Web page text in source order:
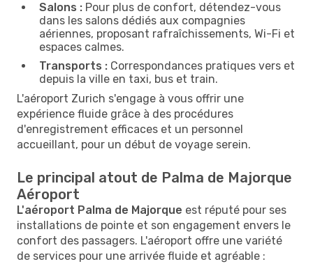
Salons : Pour plus de confort, détendez-vous
dans les salons dédiés aux compagnies
aériennes, proposant rafraîchissements, Wi-Fi et
espaces calmes.
Transports : Correspondances pratiques vers et
depuis la ville en taxi, bus et train.
L'aéroport Zurich s'engage à vous offrir une
expérience fluide grâce à des procédures
d'enregistrement efficaces et un personnel
accueillant, pour un début de voyage serein.
Le principal atout de Palma de Majorque
Aéroport
L'aéroport Palma de Majorque est réputé pour ses
installations de pointe et son engagement envers le
confort des passagers. L'aéroport offre une variété
de services pour une arrivée fluide et agréable :